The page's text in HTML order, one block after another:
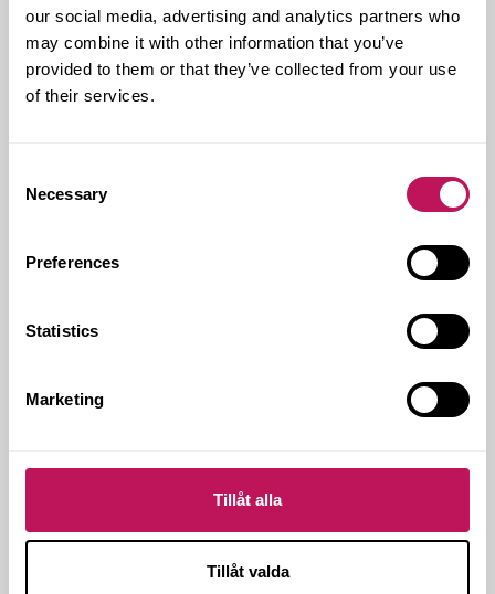
our social media, advertising and analytics partners who
may combine it with other information that you’ve
provided to them or that they’ve collected from your use
of their services.
Selection
Necessary
Preferences
Statistics
Marketing
Tillåt alla
Tillåt valda
Forsens medarbetare på plats, säger Stefan
Widenbring.
Tre fyravåningshus med 40 lägenheter
TOTALENTREPRENAD